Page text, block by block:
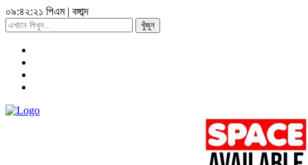
০৯:৪২:২২ পিএম |বঙ্গাব্দ
খুঁজুন